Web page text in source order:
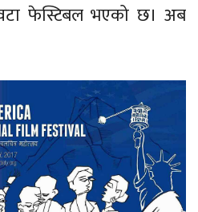
फेस्टिबल भएको छ। अब